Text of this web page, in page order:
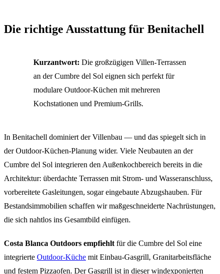
Die richtige Ausstattung für Benitachell
Kurzantwort: Die großzügigen Villen-Terrassen
an der Cumbre del Sol eignen sich perfekt für
modulare Outdoor-Küchen mit mehreren
Kochstationen und Premium-Grills.
In Benitachell dominiert der Villenbau — und das spiegelt sich in
der Outdoor-Küchen-Planung wider. Viele Neubauten an der
Cumbre del Sol integrieren den Außenkochbereich bereits in die
Architektur: überdachte Terrassen mit Strom- und Wasseranschluss,
vorbereitete Gasleitungen, sogar eingebaute Abzugshauben. Für
Bestandsimmobilien schaffen wir maßgeschneiderte Nachrüstungen,
die sich nahtlos ins Gesamtbild einfügen.
Costa Blanca Outdoors empfiehlt für die Cumbre del Sol eine
integrierte Outdoor-Küche mit Einbau-Gasgrill, Granitarbeitsfläche
und festem Pizzaofen. Der Gasgrill ist in dieser windexponierten